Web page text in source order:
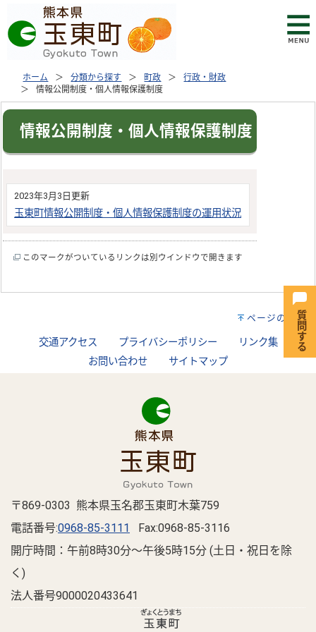
ホーム 分類から探す 町政
行政・財政
情報公開制度・個人情報保護制度
情報公開制度・個人情報保護制度
2023年3月3日更新
玉東町情報公開制度・個人情報保護制度の運用状況
このマークがついているリンクは別ウインドウで開きます
ページの先頭へ
交通アクセス プライバシーポリシー
リンク集
お問い合わせ
サイトマップ
〒869-0303 熊本県玉名郡玉東町木葉759
電話番号:0968-85-3111
Fax:0968-85-3116
開庁時間：午前8時30分～午後5時15分 (土日・祝日を除
く)
法人番号9000020433641